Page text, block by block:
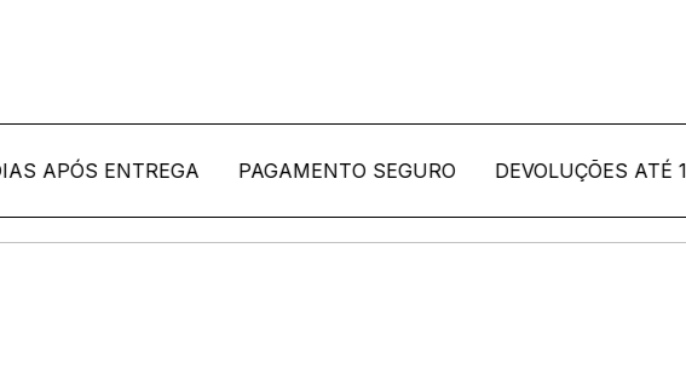
APÓS ENTREGA PAGAMENTO SEGURO DEVOLUÇÕES ATÉ 14